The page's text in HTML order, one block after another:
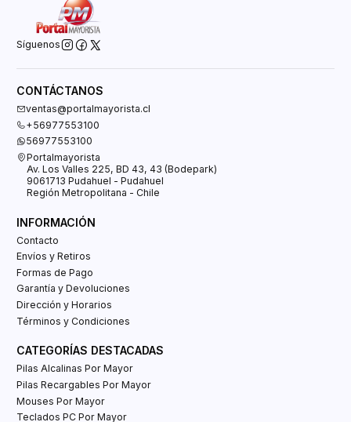
Síguenos
CONTÁCTANOS
ventas@portalmayorista.cl
+56977553100
56977553100
Portalmayorista
Av. Los Valles 225, BD 43, 43 (Bodepark)
9061713 Pudahuel - Pudahuel
Región Metropolitana - Chile
INFORMACIÓN
Contacto
Envíos y Retiros
Formas de Pago
Garantía y Devoluciones
Dirección y Horarios
Términos y Condiciones
CATEGORÍAS DESTACADAS
Pilas Alcalinas Por Mayor
Pilas Recargables Por Mayor
Mouses Por Mayor
Teclados PC Por Mayor